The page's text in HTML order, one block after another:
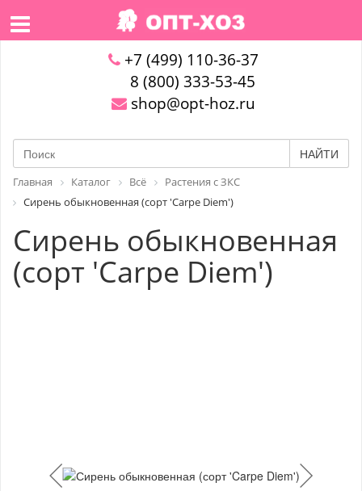
+7 (499) 110-36-37
8 (800) 333-53-45
shop@opt-hoz.ru
НАЙТИ
Главная Каталог Всё
Растения с ЗКС
Сирень обыкновенная (сорт 'Carpe Diem')
Сирень обыкновенная
(сорт 'Carpe Diem')